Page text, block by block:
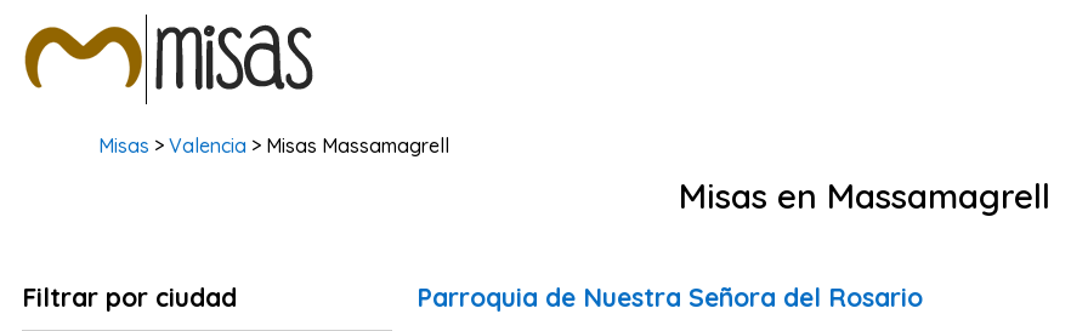
Misas >Valencia > Misas Massamagrell
Misas en Massamagrell
Filtrar por ciudad Parroquia de Nuestra Señora del Rosario